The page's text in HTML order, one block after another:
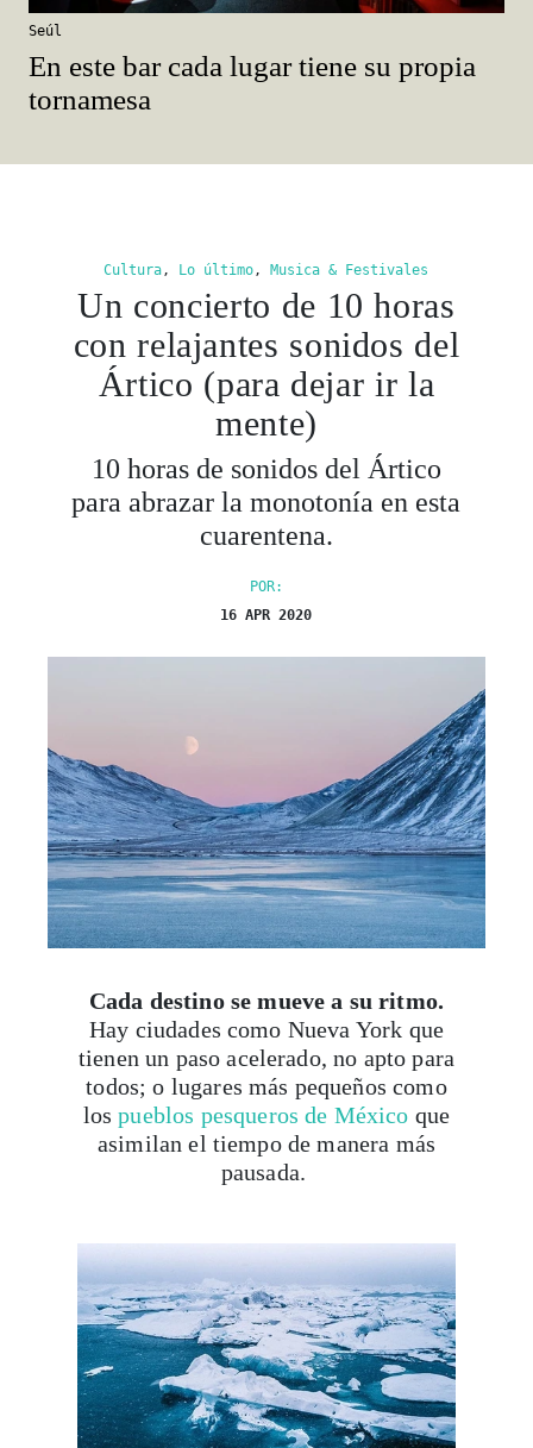
Seúl
En este bar cada lugar tiene su propia
tornamesa
Un concierto de 10 horas
con relajantes sonidos del
Ártico (para dejar ir la
mente)
10 horas de sonidos del Ártico
para abrazar la monotonía en esta
cuarentena.
Cada destino se mueve a su ritmo.
Hay ciudades como Nueva York que
tienen un paso acelerado, no apto para
todos; o lugares más pequeños como
lospueblos pesqueros de Méxicoque
asimilan el tiempo de manera más
pausada.